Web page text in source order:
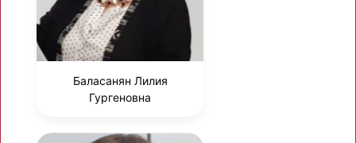
Баласанян Лилия
Гургеновна